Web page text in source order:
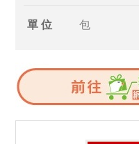
單 位 包